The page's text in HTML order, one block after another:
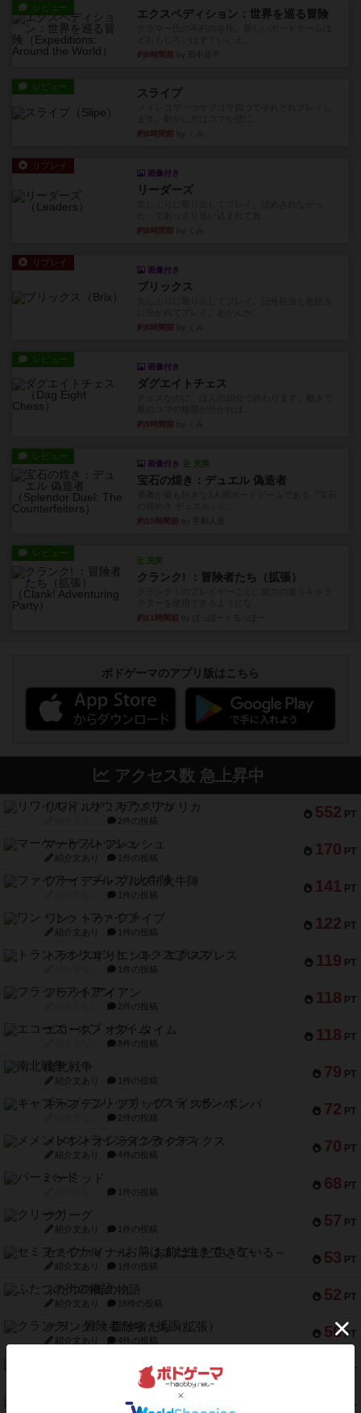
レビュー エクスペディション：世界を巡る冒険
約8時間前
レビュー スライプ
約8時間前
リプレイ
画像付き
リーダーズ
約8時間前
リプレイ
画像付き
ブリックス
約8時間前
レビュー
画像付き
ダグエイトチェス
約9時間前
レビュー
画像付き 充実
宝石の煌き：デュエル 偽造者
約10時間前
レビュー
充実
クランク! ：冒険者たち（拡張）
約11時間前
ボドゲーマのアプリ版はこちら
アクセス数 急上昇中
552 PT
リワイルド：サウスアメリカ
2件の投稿
170 PT
マーケットフレッシュ
紹介文あり 1件の投稿
141 PT
ファイアー・ブルズ / 火牛陣
1件の投稿
122 PT
ワン・トゥ・ファイブ
紹介文あり 1件の投稿
119 PT
トランスオリエント・エクスプレス
1件の投稿
118 PT
フラットアイアン
2件の投稿
118 PT
エコーズ・オブ・タイム
8件の投稿
79 PT
南北戦争
紹介文あり 1件の投稿
72 PT
キャプテン・フリップ：イスラ・ボンバ
2件の投稿
70 PT
メメントオンラインタクティクス
紹介文あり 4件の投稿
68 PT
パーミッド
1件の投稿
57 PT
クリーグ
紹介文あり 1件の投稿
53 PT
セミファイナル ～お前はまだ生きている～
紹介文あり 1件の投稿
52 PT
ふたつの街の物語
紹介文あり 18件の投稿
50 PT
クランク! ：冒険者たち（拡張）
紹介文あり 4件の投稿
PT
1件の投稿
PT
スターマイン・ラミー ポケット